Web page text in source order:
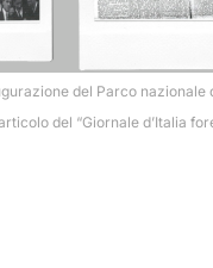
del Parco nazionale
del “Giornale d’Italia